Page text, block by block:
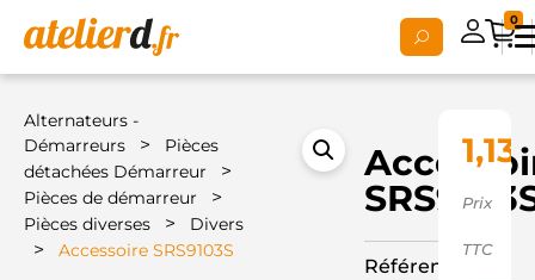
0
Alternateurs -
Démarreurs
>
Pièces
détachées Démarreur
>
Pièces de démarreur >
Pièces diverses > Divers
> Accessoire SRS9103S
Référence
1,13
Prix
TTC